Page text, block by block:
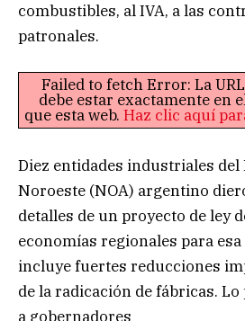
combustibles, al IVA, a las
patronales.
Failed to fetch Error: La
debe estar exactamente en
que esta web. Haz clic aquí
Diez entidades industriales del
Noroeste (NOA) argentino
detalles de un proyecto de ley
economías regionales para
incluye fuertes reducciones
de la radicación de fábricas.
a gobernadores